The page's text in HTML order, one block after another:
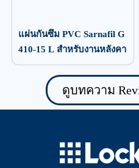
แผ่นกันซึม PVC Sarnafil G
410-15 L สำหรับงานหลังคา
ดูบทความ